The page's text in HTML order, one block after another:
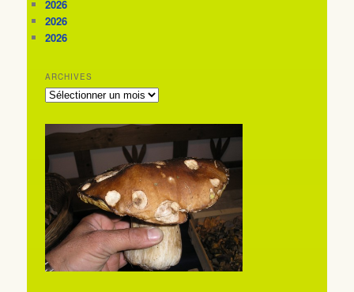
2026
2026
2026
ARCHIVES
ARCHIVES